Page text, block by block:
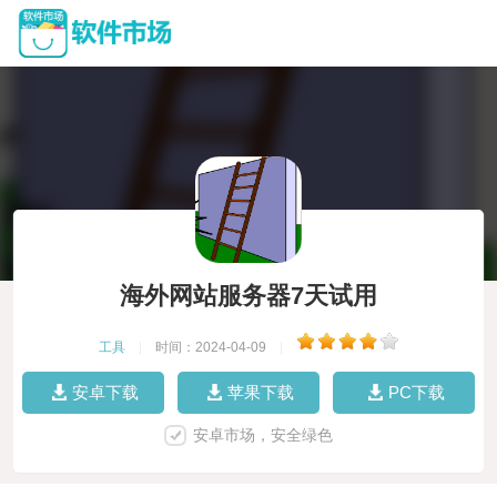
海外网站服务器7天试用
工具 时间：2024-04-09
安卓下载 苹果下载 PC下载
安卓市场，安全绿色